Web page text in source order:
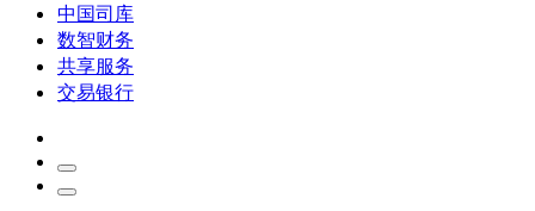
中国司库
数智财务
共享服务
交易银行